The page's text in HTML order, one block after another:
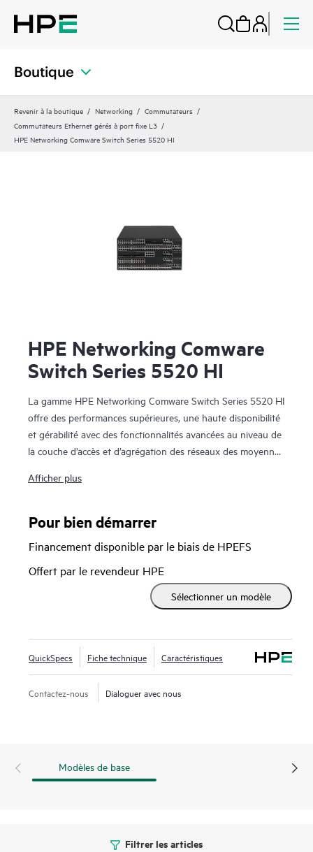
Boutique
Revenir à la boutique Networking
Commutateurs
Commutateurs Ethernet gérés à port fixe L3
HPE Networking Comware Switch Series 5520 HI
HPE Networking Comware
Switch Series 5520 HI
La gamme HPE Networking Comware Switch Series 5520 HI
offre des performances supérieures, une haute disponibilité
et gérabilité avec des fonctionnalités avancées au niveau de
la couche d’accès et d’agrégation des réseaux des moyennes
des fonctionnalités L3 avancées et prennent en charge des
la plus longue (LPM). Les réseaux VXLAN et EVPN
permettent une plus grande évolutivité. La prise en charge
du protocole Virtual Router Redundancy Protocol (VRRP),
Equal-Cost Multipath (ECMP) et Bi-directional Forwarding
disponibilité élevée. Prise en charge des fonctionnalités
IPv4/IPv6, OpenFlow, et MPLS/VPLS pour assurer la
protection de l’investissement en facilitant la transition des
réseaux IPv4 vers IPv6.
Management Center (IMC), ils offrent à la fois la gestion du
réseau intégrée et une visibilité améliorée du réseau.
Afficher plus
Pour bien démarrer
Financement disponible par le biais de HPEFS
Offert par le revendeur HPE
Sélectionner un modèle
QuickSpecs Fiche technique Caractéristiques
Contactez-nous Dialoguer avec nous
Modèles de base
Filtrer les articles